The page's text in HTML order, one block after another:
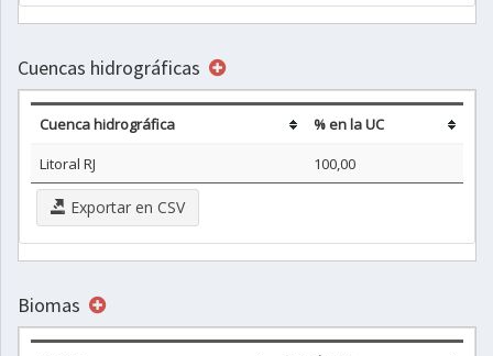
Cuencas hidrográficas
Cuenca hidrográfica
% en la UC
Litoral RJ
100,00
Exportar en CSV
Biomas